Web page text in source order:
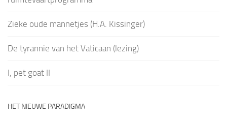
Zieke oude mannetjes (H.A. Kissinger)
De tyrannie van het Vaticaan (lezing)
I, pet goat II
HET NIEUWE PARADIGMA